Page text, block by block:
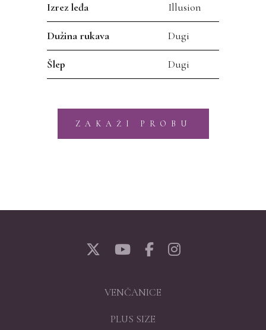
Izrez leđa Illusion
Dužina rukava Dugi
Šlep Dugi
ZAKAŽI PROBU
VENČANICE
PLUS SIZE